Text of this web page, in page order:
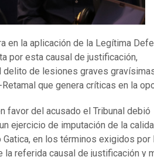
en la aplicación de la Legítima
por esta causal de justificación,
de lesiones graves
que genera críticas en la
favor del acusado el Tribunal debió
ejercicio de imputación de la
en los términos exigidos por
la referida causal de justificación y